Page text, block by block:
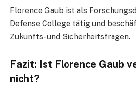
Florence Gaub ist als
Defense College tätig und
Zukunfts- und Sicherheitsfragen.
Fazit: Ist Florence Gaub
nicht?